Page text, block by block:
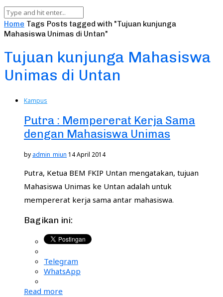
Home Tags Posts tagged with "Tujuan kunjunga
Mahasiswa Unimas di Untan"
Tujuan kunjunga Mahasiswa
Unimas di Untan
Kampus
Putra : Mempererat Kerja Sama
dengan Mahasiswa Unimas
by admin_miun 14 April 2014
Putra, Ketua BEM FKIP Untan mengatakan, tujuan
Mahasiswa Unimas ke Untan adalah untuk
mempererat kerja sama antar mahasiswa.
Bagikan ini:
Telegram
WhatsApp
Read more